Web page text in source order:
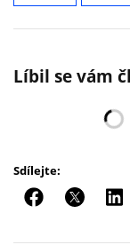
Líbil se vám
Sdílejte: